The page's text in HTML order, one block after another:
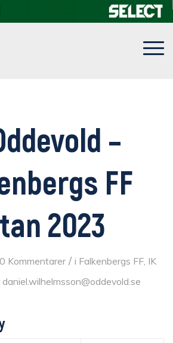
–
FF
2023
0 Kommentarer / i Falkenbergs FF, IK
daniel.wilhelmsson@oddevold.se